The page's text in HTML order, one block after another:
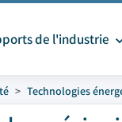
de l'industrie
Technologies